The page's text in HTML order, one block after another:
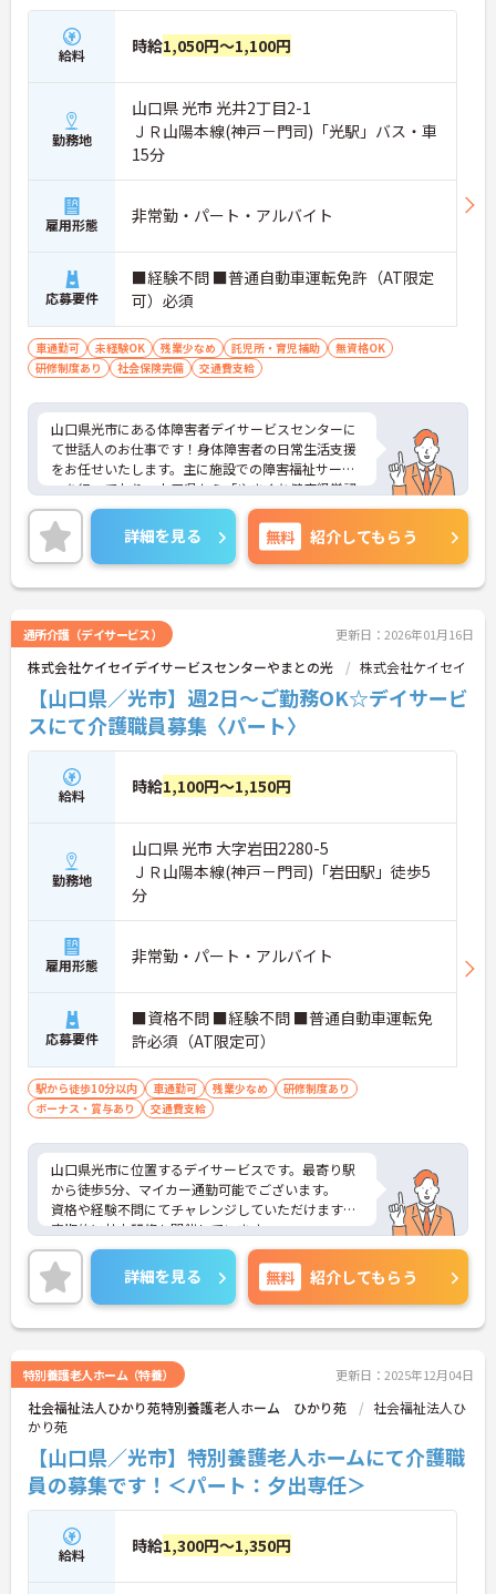
給料 時給1,050円～1,100円
勤務地
山口県 光市 光井2丁目2-1
ＪＲ山陽本線(神戸－門司)「光駅」バス・車
15分
雇用形態 非常勤・パート・アルバイト
応募要件
■経験不問 ■普通自動車運転免許（AT限定
可）必須
車通勤可 未経験OK 残業少なめ 託児所・育児補助
無資格OK
研修制度あり
社会保険完備 交通費支給
山口県光市にある体障害者デイサービスセンターに
て世話人のお仕事です！身体障害者の日常生活支援
をお任せいたします。主に施設での障害福祉サービ
スを行っており、山口県から「やまぐち健康経営認
定企業」として認定されている法人様です。日勤
帯、週4日以内の勤務ですので、プライベートを重
視したい方にもおすすめです。
ご興味ある方には、面接対策ポイントなど、さらに
詳細をお話しいたしますのでお気軽にご相談くださ
詳細を見る 無料 紹介してもらう
通所介護（デイサービス） 更新日：2026年01月16日
株式会社ケイセイデイサービスセンターやまとの光 株式会社ケイセイ
【山口県／光市】週2日～ご勤務OK☆デイサービ
スにて介護職員募集〈パート〉
給料 時給1,100円～1,150円
勤務地
山口県 光市 大字岩田2280-5
ＪＲ山陽本線(神戸－門司)「岩田駅」徒歩5
分
雇用形態 非常勤・パート・アルバイト
応募要件
■資格不問 ■経験不問 ■普通自動車運転免
許必須（AT限定可）
駅から徒歩10分以内 車通勤可 残業少なめ
研修制度あり
ボーナス・賞与あり
交通費支給
山口県光市に位置するデイサービスです。最寄り駅
から徒歩5分、マイカー通勤可能でございます。
資格や経験不問にてチャレンジしていただけます。
定期的に社内研修も開催しています。
週2日からのご勤務が可能ですので、ご自身の生活
スタイルに合わせて無理のない範囲で働いていただ
けます。
ご興味のある方には、面接対策ポイントなど、さら
に詳細をお話しいたしますのでお気軽にご相談くだ
詳細を見る 無料 紹介してもらう
特別養護老人ホーム（特養） 更新日：2025年12月04日
社会福祉法人ひかり苑特別養護老人ホーム ひかり苑
社会福祉法人ひ
かり苑
【山口県／光市】特別養護老人ホームにて介護職
員の募集です！＜パート：夕出専任＞
給料 時給1,300円～1,350円